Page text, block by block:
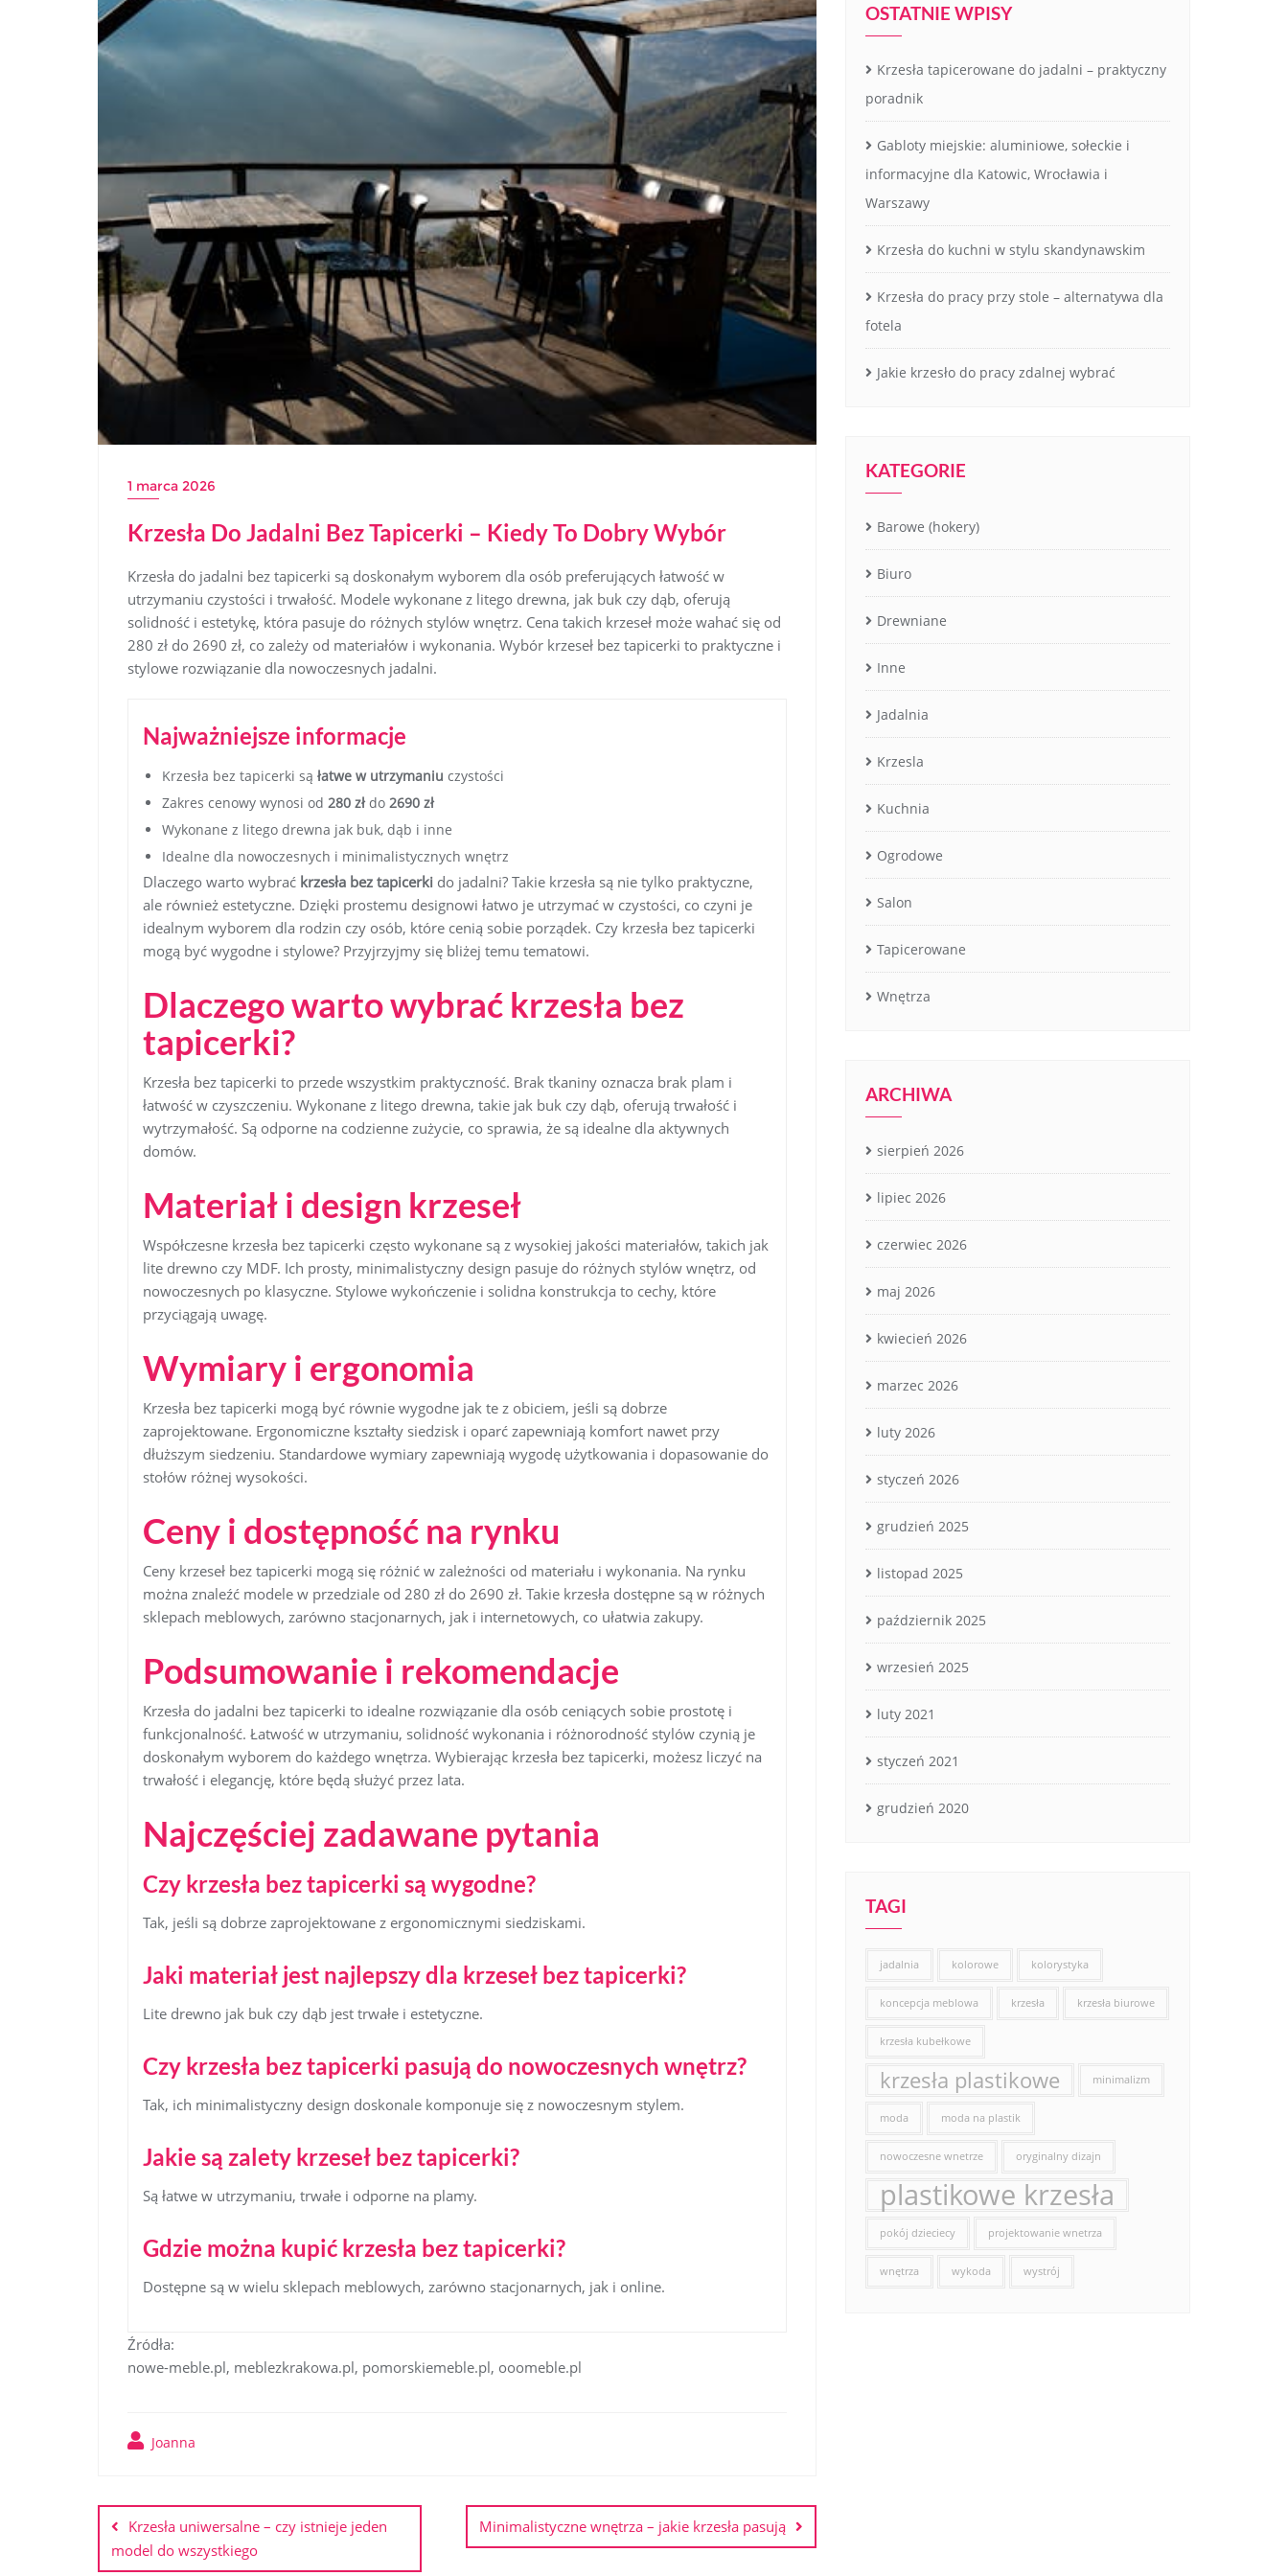
1 marca 2026
Krzesła Do Jadalni Bez Tapicerki – Kiedy To Dobry Wybór
Krzesła do jadalni bez tapicerki są doskonałym wyborem dla osób preferujących łatwość w
utrzymaniu czystości i trwałość. Modele wykonane z litego drewna, jak buk czy dąb, oferują
solidność i estetykę, która pasuje do różnych stylów wnętrz. Cena takich krzeseł może wahać się od
280 zł do 2690 zł, co zależy od materiałów i wykonania. Wybór krzeseł bez tapicerki to praktyczne i
stylowe rozwiązanie dla nowoczesnych jadalni.
Najważniejsze informacje
Krzesła bez tapicerki są łatwe w utrzymaniu czystości
Zakres cenowy wynosi od 280 złdo 2690 zł
Wykonane z litego drewna jak buk, dąb i inne
Idealne dla nowoczesnych i minimalistycznych wnętrz
Dlaczego warto wybrać krzesła bez tapicerki do jadalni? Takie krzesła są nie tylko praktyczne,
ale również estetyczne. Dzięki prostemu designowi łatwo je utrzymać w czystości, co czyni je
idealnym wyborem dla rodzin czy osób, które cenią sobie porządek. Czy krzesła bez tapicerki
mogą być wygodne i stylowe? Przyjrzyjmy się bliżej temu tematowi.
Dlaczego warto wybrać krzesła bez
tapicerki?
Krzesła bez tapicerki to przede wszystkim praktyczność. Brak tkaniny oznacza brak plam i
łatwość w czyszczeniu. Wykonane z litego drewna, takie jak buk czy dąb, oferują trwałość i
wytrzymałość. Są odporne na codzienne zużycie, co sprawia, że są idealne dla aktywnych
domów.
Materiał i design krzeseł
Współczesne krzesła bez tapicerki często wykonane są z wysokiej jakości materiałów, takich jak
lite drewno czy MDF. Ich prosty, minimalistyczny design pasuje do różnych stylów wnętrz, od
nowoczesnych po klasyczne. Stylowe wykończenie i solidna konstrukcja to cechy, które
przyciągają uwagę.
Wymiary i ergonomia
Krzesła bez tapicerki mogą być równie wygodne jak te z obiciem, jeśli są dobrze
zaprojektowane. Ergonomiczne kształty siedzisk i oparć zapewniają komfort nawet przy
dłuższym siedzeniu. Standardowe wymiary zapewniają wygodę użytkowania i dopasowanie do
stołów różnej wysokości.
Ceny i dostępność na rynku
Ceny krzeseł bez tapicerki mogą się różnić w zależności od materiału i wykonania. Na rynku
można znaleźć modele w przedziale od 280 zł do 2690 zł. Takie krzesła dostępne są w różnych
sklepach meblowych, zarówno stacjonarnych, jak i internetowych, co ułatwia zakupy.
Podsumowanie i rekomendacje
Krzesła do jadalni bez tapicerki to idealne rozwiązanie dla osób ceniących sobie prostotę i
funkcjonalność. Łatwość w utrzymaniu, solidność wykonania i różnorodność stylów czynią je
doskonałym wyborem do każdego wnętrza. Wybierając krzesła bez tapicerki, możesz liczyć na
trwałość i elegancję, które będą służyć przez lata.
Najczęściej zadawane pytania
Czy krzesła bez tapicerki są wygodne?
Tak, jeśli są dobrze zaprojektowane z ergonomicznymi siedziskami.
Jaki materiał jest najlepszy dla krzeseł bez tapicerki?
Lite drewno jak buk czy dąb jest trwałe i estetyczne.
Czy krzesła bez tapicerki pasują do nowoczesnych wnętrz?
Tak, ich minimalistyczny design doskonale komponuje się z nowoczesnym stylem.
Jakie są zalety krzeseł bez tapicerki?
Są łatwe w utrzymaniu, trwałe i odporne na plamy.
Gdzie można kupić krzesła bez tapicerki?
Dostępne są w wielu sklepach meblowych, zarówno stacjonarnych, jak i online.
Źródła:
nowe-meble.pl, meblezkrakowa.pl, pomorskiemeble.pl, ooomeble.pl
Joanna
Nawigacja
wpisu
Krzesła uniwersalne – czy istnieje jeden
model do wszystkiego
Minimalistyczne wnętrza – jakie krzesła pasują
OSTATNIE WPISY
Krzesła tapicerowane do jadalni – praktyczny
poradnik
Gabloty miejskie: aluminiowe, sołeckie i
informacyjne dla Katowic, Wrocławia i
Warszawy
Krzesła do kuchni w stylu skandynawskim
Krzesła do pracy przy stole – alternatywa dla
fotela
Jakie krzesło do pracy zdalnej wybrać
KATEGORIE
Barowe (hokery)
Biuro
Drewniane
Inne
Jadalnia
Krzesla
Kuchnia
Ogrodowe
Salon
Tapicerowane
Wnętrza
ARCHIWA
sierpień 2026
lipiec 2026
czerwiec 2026
maj 2026
kwiecień 2026
marzec 2026
luty 2026
styczeń 2026
grudzień 2025
listopad 2025
październik 2025
wrzesień 2025
luty 2021
styczeń 2021
grudzień 2020
TAGI
jadalnia kolorowe kolorystyka
koncepcja meblowa krzesła krzesła biurowe
krzesła kubełkowe
krzesła plastikowe minimalizm
moda moda na plastik
nowoczesne wnetrze oryginalny dizajn
plastikowe krzesła
pokój dzieciecy projektowanie wnetrza
wnętrza wykoda wystrój